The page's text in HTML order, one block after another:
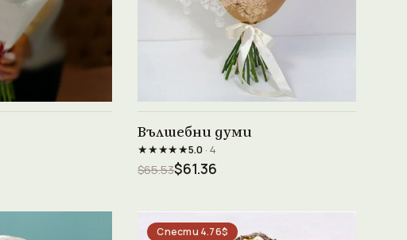
Вълшебни думи
★★★★★5.0· 4
$65.53$61.36
Спести 4.76$